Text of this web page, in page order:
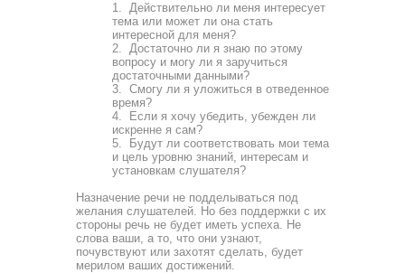
1. Действительно ли меня интересует
тема или мо­жет ли она стать
интересной для меня?
2. Достаточно ли я знаю по этому
вопросу и могу ли я заручиться
достаточными данными?
3. Смогу ли я уложиться в отведенное
время?
4. Если я хочу убедить, убежден ли
искренне я сам?
5. Будут ли соответствовать мои тема
и цель уров­ню знаний, интересам и
установкам слушателя?
Назначение речи не подделываться под
желания слуша­телей. Но без поддержки с их
стороны речь не будет иметь успеха. Не
слова ваши, а то, что они узнают,
почувствуют или захотят сделать, будет
мерилом ваших достижений.